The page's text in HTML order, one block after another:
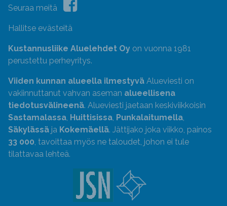
Seuraa meitä
Hallitse evästeitä
Kustannusliike Aluelehdet Oy on vuonna 1981
perustettu perheyritys.
Viiden kunnan alueella ilmestyvä Alueviesti on
vakiinnuttanut vahvan aseman alueellisena
tiedotusvälineenä. Alueviesti jaetaan keskiviikkoisin
Sastamalassa Huittisissa Punkalaitumella
Säkylässä ja Kokemäellä. Jättijako joka viikko, painos
33 000 , tavoittaa myös ne taloudet, johon ei tule
tilattavaa lehteä.